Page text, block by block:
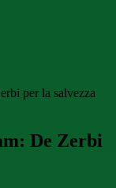
per la salvezza
De Zerbi